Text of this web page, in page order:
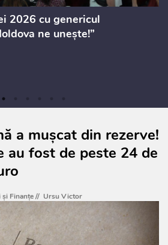
2026 cu genericul
ne unește!”
a mușcat din rezerve!
au fost de peste 24 de
şi Finanţe// Ursu Victor